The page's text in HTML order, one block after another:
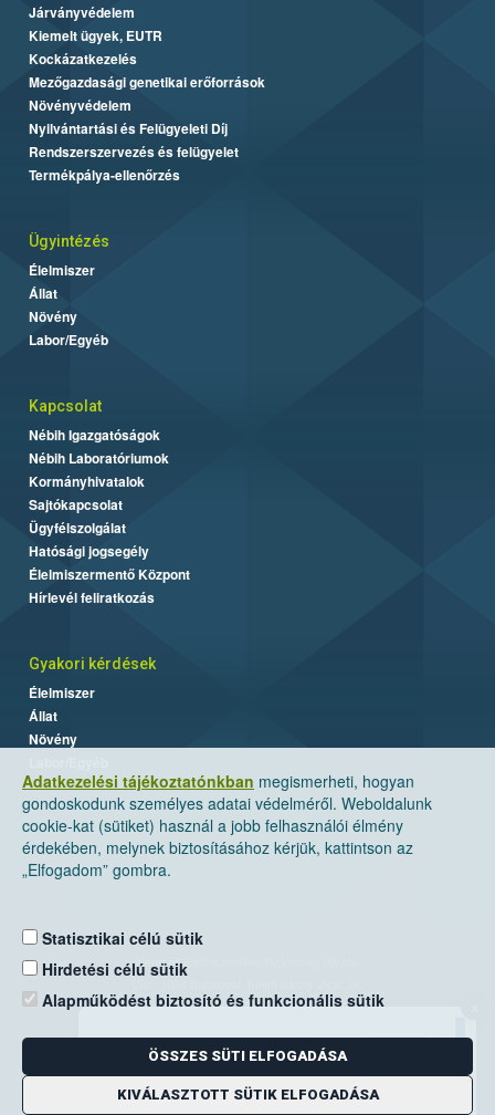
Adatkezelési tájékoztatónkban megismerheti, hogyan
gondoskodunk személyes adatai védelméről. Weboldalunk
cookie-kat (sütiket) használ a jobb felhasználói élmény
érdekében, melynek biztosításához kérjük, kattintson az
„Elfogadom” gombra.
Statisztikai célú sütik
Hirdetési célú sütik
Alapműködést biztosító és funkcionális sütik
ÖSSZES SÜTI ELFOGADÁSA
KIVÁLASZTOTT SÜTIK ELFOGADÁSA
Járványvédelem
Kiemelt ügyek, EUTR
Kockázatkezelés
Mezőgazdasági genetikai erőforrások
Növényvédelem
Nyilvántartási és Felügyeleti Díj
Rendszerszervezés és felügyelet
Termékpálya-ellenőrzés
Ügyintézés
Élelmiszer
Állat
Növény
Labor/Egyéb
Kapcsolat
Nébih Igazgatóságok
Nébih Laboratóriumok
Kormányhivatalok
Sajtókapcsolat
Ügyfélszolgálat
Hatósági jogsegély
Élelmiszermentő Központ
Hírlevél feliratkozás
Gyakori kérdések
Élelmiszer
Állat
Növény
Nemzeti Élelmiszerlánc-biztonsági Hivatal
Levelezési cím: 1525 Budapest. Pf. 30.
E-mail:ugyfelszolgalat@nebih.gov.hu
Zöld szám: 06-80/263-244
Telefon: 06-1/ 336-9000